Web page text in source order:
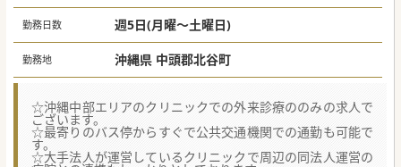
勤務日数 週5日(月曜～土曜日)
勤務地 沖縄県 中頭郡北谷町
☆沖縄中部エリアのクリニックでの外来診療ののみの求人で
ございます。
☆最寄りのバス停からすぐで公共交通機関での通勤も可能で
す。
☆大手法人が運営しているクリニックで周辺の同法人運営の